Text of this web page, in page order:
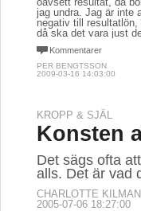
jag undra. Jag är inte
negativ till resultatlön,
då ska det vara just
Kommentarer
PER BENGTSSON
2009-03-16 14:03:00
KROPP & SJÄL
Konsten
Det sägs ofta
alls. Det är vad
CHARLOTTE KILMAN
2005-07-06 18:27:00